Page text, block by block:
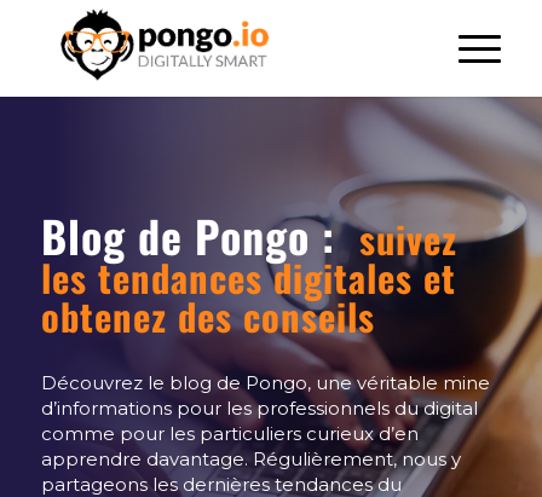
Blog de Pongo : suivez
les tendances digitales et
obtenez des conseils
Découvrez le blog de Pongo, une véritable mine
d’informations pour les professionnels du digital
comme pour les particuliers curieux d’en
apprendre davantage. Régulièrement, nous y
partageons les dernières tendances du